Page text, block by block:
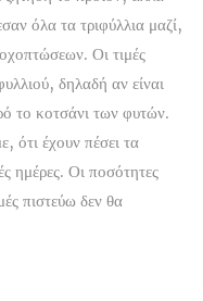
όλα τα τριφύλλια μαζί,
Οι τιμές
δηλαδή αν είναι
το κοτσάνι των φυτών.
ότι έχουν πέσει τα
ημέρες. Οι ποσότητες
πιστεύω δεν θα